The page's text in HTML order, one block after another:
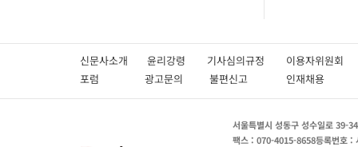
신문사소개 윤리강령 기사심의규정 이용자위원
포럼
광고문의 불편신고 인재채용
서울특별시 성동구 성수일로 39-
팩스 : 070-4015-8658등록번호 :